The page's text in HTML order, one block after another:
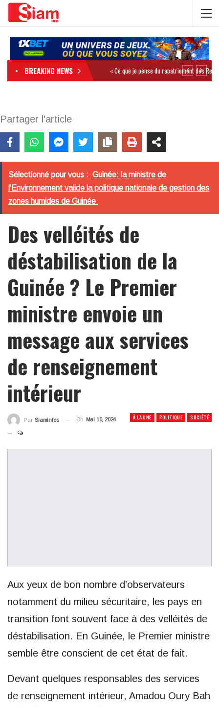
BREAKING NEWS
Partager l'article
Sélectionné pour vous : Guinée: la ministre de
l'Environnement valide la politique nationale de gestion des
zones humides de Guinée
Des velléités de
déstabilisation de la
Guinée ? Le Premier
ministre envoie un
message aux services
de renseignement
intérieur
À LA UNE POLITIQUE SOCIÉTÉ
Par Siaminfos On Mai 10, 2024
Aux yeux de bon nombre d’observateurs
notamment du milieu sécuritaire, les pays en
transition font souvent face à des velléités de
déstabilisation. En Guinée, le Premier ministre
semble être conscient de cet état de fait.
Devant quelques responsables des services
de renseignement intérieur, Amadou Oury Bah